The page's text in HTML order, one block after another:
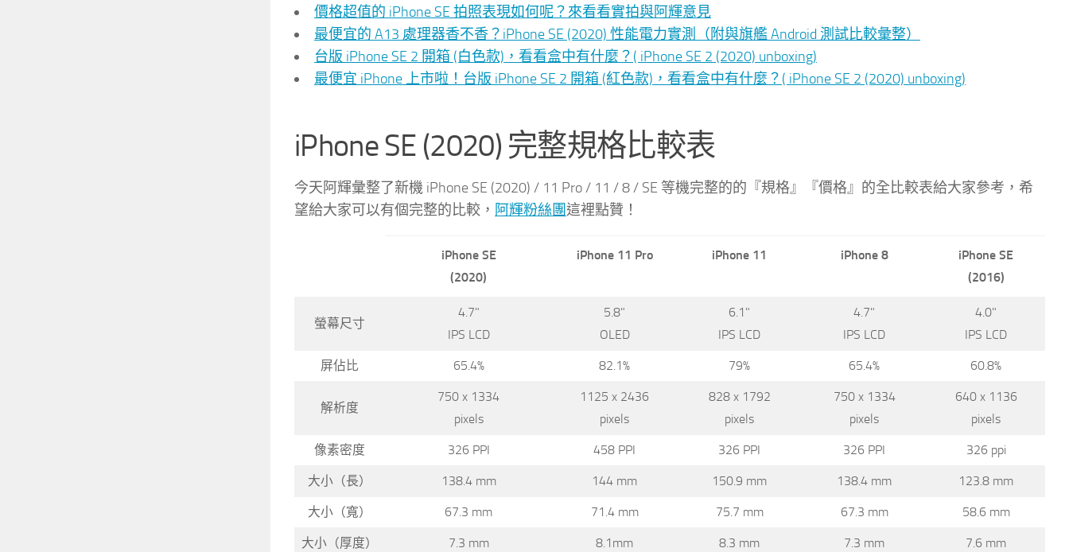
價格超值的 iPhone SE 拍照表現如何呢？來看看實拍與阿輝意見
最便宜的 A13 處理器香不香？iPhone SE (2020) 性能電力實測（附與旗艦 Android 測試比較彙整）
台版 iPhone SE 2 開箱 (白色款)，看看盒中有什麼？( iPhone SE 2 (2020) unboxing)
最便宜 iPhone 上市啦！台版 iPhone SE 2 開箱 (紅色款)，看看盒中有什麼？( iPhone SE 2 (2020) unboxing)
iPhone SE (2020) 完整規格比較表
今天阿輝彙整了新機 iPhone SE (2020) / 11 Pro / 11 / 8 / SE 等機完整的的『規格』『價格』的全比較表給大家參考，希
望給大家可以有個完整的比較， 阿輝粉絲團這裡點贊！
iPhone SE
(2020)
iPhone 11 Pro iPhone 11 iPhone 8
iPhone SE
(2016)
螢幕尺寸
4.7"
IPS LCD
5.8"
OLED
6.1"
IPS LCD
4.7"
IPS LCD
4.0"
IPS LCD
屏佔比 65.4% 82.1% 79% 65.4% 60.8%
解析度
750 x 1334
pixels
1125 x 2436
pixels
828 x 1792
pixels
750 x 1334
pixels
640 x 1136
pixels
像素密度 326 PPI 458 PPI 326 PPI 326 PPI 326 ppi
大小（長） 138.4 mm 144 mm 150.9 mm 138.4 mm 123.8 mm
大小（寬） 67.3 mm 71.4 mm 75.7 mm 67.3 mm 58.6 mm
大小（厚度） 7.3 mm 8.1mm 8.3 mm 7.3 mm 7.6 mm